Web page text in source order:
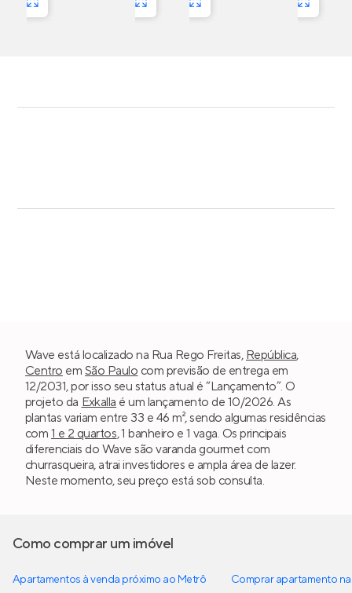
Wave está localizado na Rua Rego Freitas, República,
Centro em São Paulo com previsão de entrega em
12/2031, por isso seu status atual é “Lançamento”. O
projeto da Exkalla é um lançamento de 10/2026. As
plantas variam entre 33 e 46 m², sendo algumas residências
com 1 e 2 quartos, 1 banheiro e 1 vaga. Os principais
diferenciais do Wave são varanda gourmet com
churrasqueira, atrai investidores e ampla área de lazer.
Neste momento, seu preço está sob consulta.
Como comprar um imóvel
Apartamentos à venda próximo ao Metrô
Comprar apartamento